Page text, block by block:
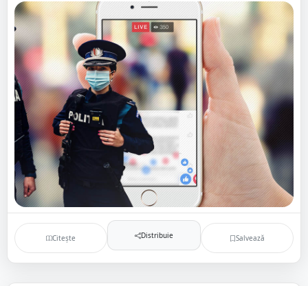
Citește Distribuie Salvează